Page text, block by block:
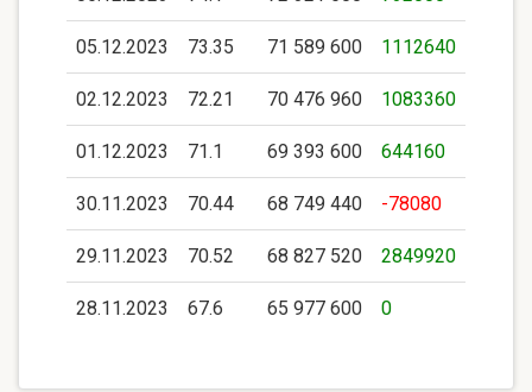
05.12.2023 73.35 71 589 600 1112640
02.12.2023 72.21 70 476 960 1083360
01.12.2023 71.1 69 393 600 644160
30.11.2023 70.44 68 749 440 -78080
29.11.2023 70.52 68 827 520 2849920
28.11.2023 67.6 65 977 600 0